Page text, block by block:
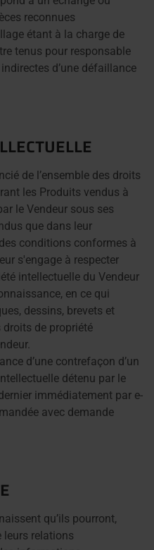
reconnues
étant à la charge de
tenus pour responsable
d’une défaillance
de l’ensemble des droits
les Produits vendus à
le Vendeur sous ses
que dans leur
conditions conformes à
s'engage à respecter
intellectuelle du Vendeur
en ce qui
dessins, brevets et
de propriété
d’une contrefaçon d’un
détenu par le
immédiatement par e-
avec demande
qu’ils pourront,
leurs relations